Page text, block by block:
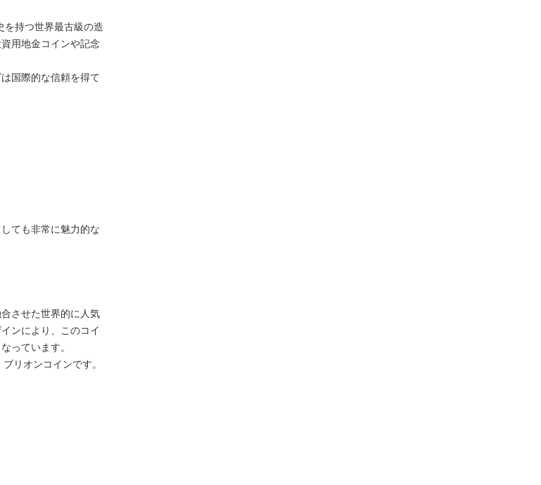
持つ世界最古級の造
用地金コインや記念
国際的な信頼を得て
ても非常に魅力的な
させた世界的に人気
ンにより、このコイ
っています。
リオンコインです。